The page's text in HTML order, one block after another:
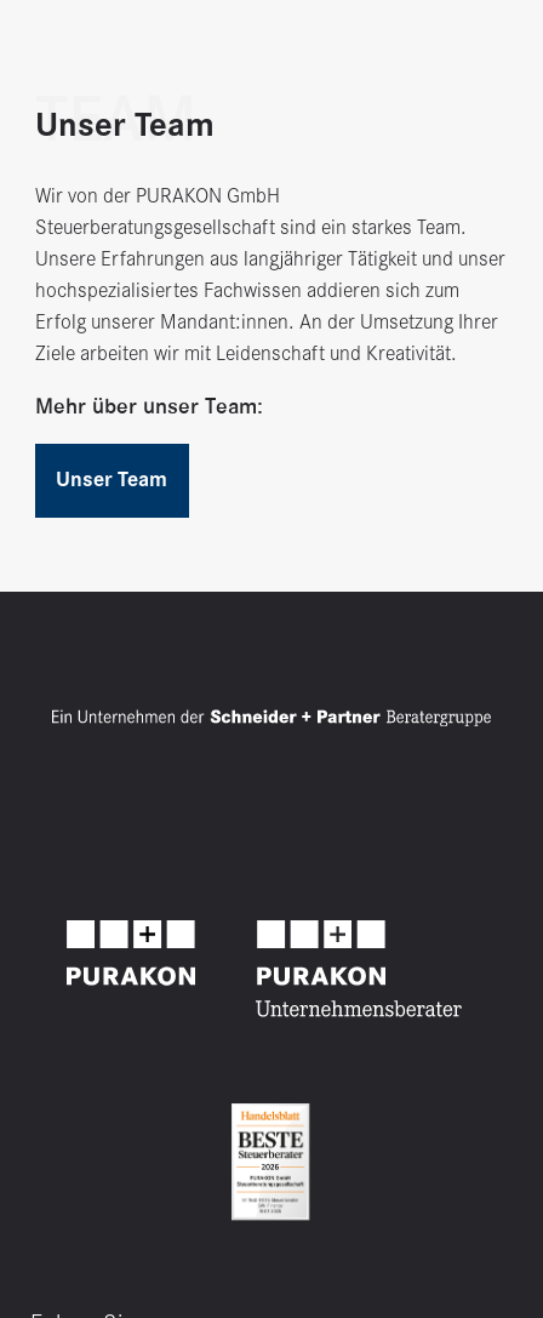
TEAM
Unser Team
Wir von der PURAKON GmbH
Steuerberatungsgesellschaft sind ein starkes Team.
Unsere Erfahrungen aus langjähriger Tätigkeit und unser
hochspezialisiertes Fachwissen addieren sich zum
Erfolg unserer Mandant:innen. An der Umsetzung Ihrer
Ziele arbeiten wir mit Leidenschaft und Kreativität.
Mehr über unser Team:
Unser Team